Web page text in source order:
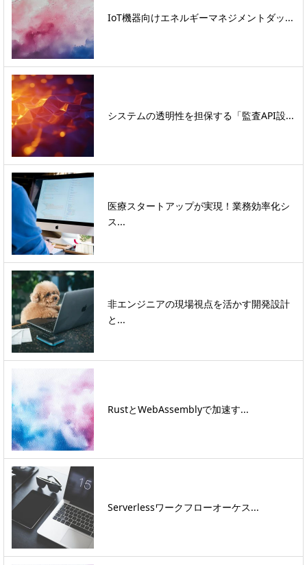
IoT機器向けエネルギーマネジメントダッ...
システムの透明性を担保する「監査API設...
医療スタートアップが実現！業務効率化シ
ス...
非エンジニアの現場視点を活かす開発設計
と...
RustとWebAssemblyで加速す...
Serverlessワークフローオーケス...